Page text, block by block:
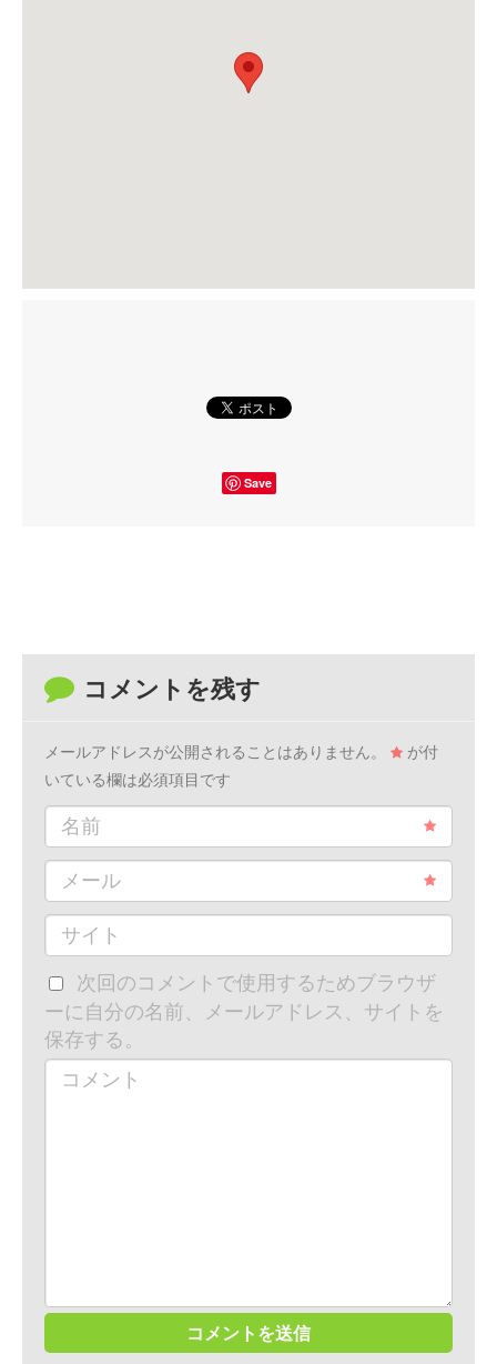
Save
コメントを残す
メールアドレスが公開されることはありません。
が付
いている欄は必須項目です
名前
メール
サイト
次回のコメントで使用するためブラウザ
ーに自分の名前、メールアドレス、サイトを
保存する。
コメント